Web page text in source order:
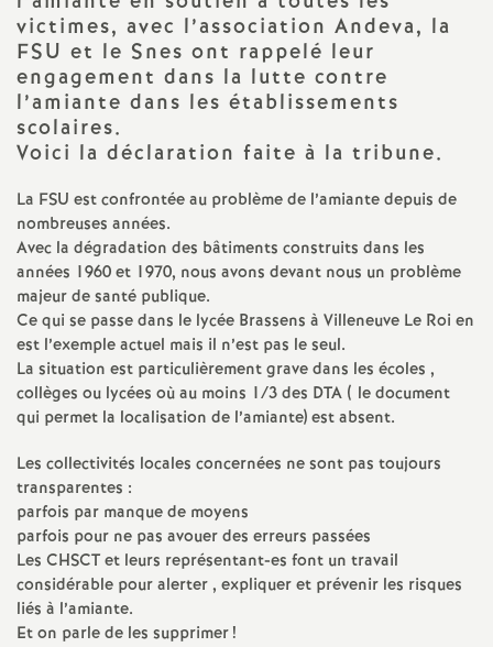
o
n
a
l
d
e
s
E
n
s
e
victimes, avec l’association Andeva, la
FSU et le Snes ont rappelé leur
engagement dans la lutte contre
l’amiante dans les établissements
scolaires.
Voici la déclaration faite à la tribune.
La FSU est confrontée au problème de l’amiante depuis de
nombreuses années.
Avec la dégradation des bâtiments construits dans les
années 1960 et 1970, nous avons devant nous un problème
majeur de santé publique.
Ce qui se passe dans le lycée Brassens à Villeneuve Le Roi en
est l’exemple actuel mais il n’est pas le seul.
La situation est particulièrement grave dans les écoles ,
collèges ou lycées où au moins 1/3 des DTA ( le document
qui permet la localisation de l’amiante) est absent.
Les collectivités locales concernées ne sont pas toujours
transparentes :
parfois par manque de moyens
parfois pour ne pas avouer des erreurs passées
Les CHSCTet leurs représentant-es font un travail
considérable pour alerter , expliquer et prévenir les risques
liés à l’amiante.
Et on parle de les supprimer!